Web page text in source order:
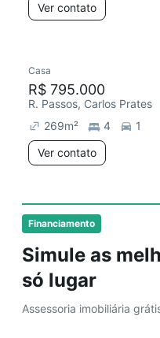
Financiamento
Simule as
só lugar
Assessoria imobiliária
Ver contato
Casa
R$ 795.000
R. Passos, Carlos Prates
269m² 4
1
Ver contato